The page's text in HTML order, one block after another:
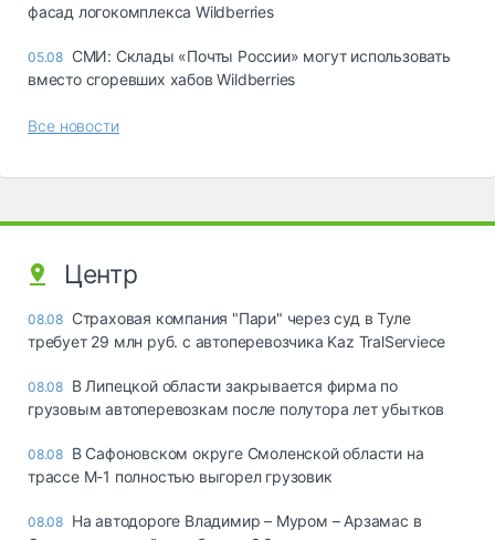
фасад логокомплекса Wildberries
05.08 СМИ: Склады «Почты России» могут использовать
вместо сгоревших хабов Wildberries
Все новости
Центр
08.08 Страховая компания "Пари" через суд в Туле
требует 29 млн руб. с автоперевозчика Kaz TralServiece
08.08 В Липецкой области закрывается фирма по
грузовым автоперевозкам после полутора лет убытков
08.08 В Сафоновском округе Смоленской области на
трассе М-1 полностью выгорел грузовик
08.08 На автодороге Владимир – Муром – Арзамас в